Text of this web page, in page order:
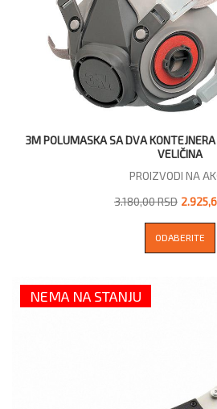
3M POLUMASKA SA DVA
VELIČINA
PROIZVODI NA
3.180,00 RSD
ODABERITE
NEMA NA STANJU